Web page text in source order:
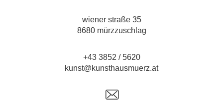
wiener straße 35
8680 mürzzuschlag
+43 3852 / 5620
kunst@kunsthausmuerz.at